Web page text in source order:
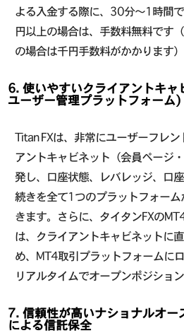
よる入金する際に、30分〜1時間
円以上の場合は、手数料無料です
の場合は千円手数料がかかります）
6. 使いやすいクライアントキャ
ユーザー管理プラットフォーム)
Titan FXは、非常にユーザーフレ
アントキャビネット（会員ページ
発し、口座状態、レバレッジ、口
続きを全て1つのプラットフォー
きます。さらに、タイタンFXの
は、クライアントキャビネットに
め、MT4取引プラットフォームに
リアルタイムでオープンポジショ
7. 信頼性が高いナショナルオ
による信託保全